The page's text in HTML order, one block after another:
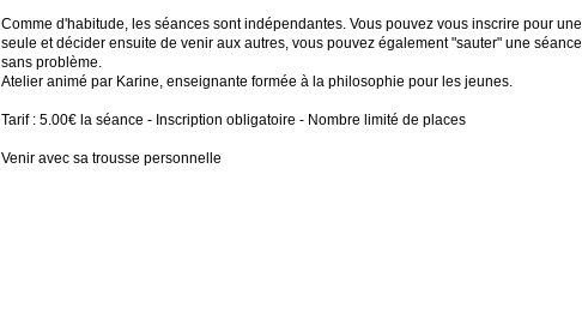
Comme d'habitude, les séances sont indépendantes. Vous pouvez vous inscrire pour une
seule et décider ensuite de venir aux autres, vous pouvez également "sauter" une séance
sans problème.
Atelier animé par Karine, enseignante formée à la philosophie pour les jeunes.
Tarif : 5.00€ la séance - Inscription obligatoire - Nombre limité de places
Venir avec sa trousse personnelle